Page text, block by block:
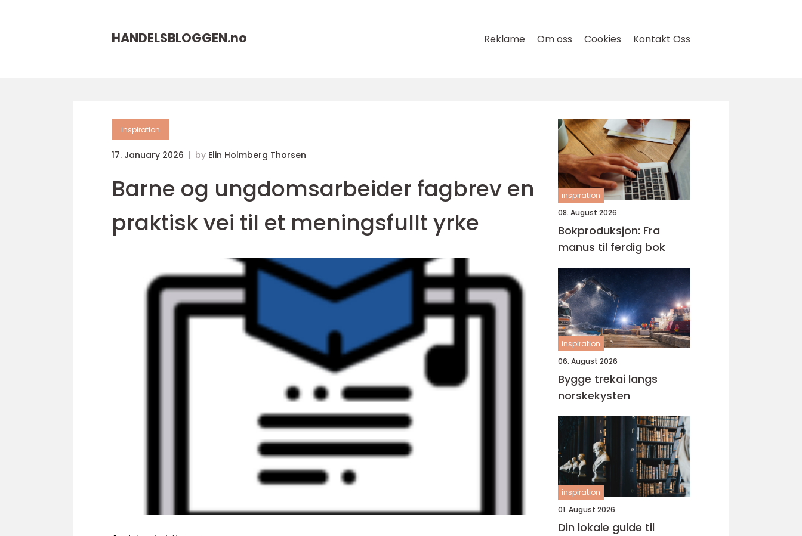
HANDELSBLOGGEN.no Reklame Om oss Cookies Kontakt Oss
inspiration
17. January 2026 by Elin Holmberg Thorsen
Barne og ungdomsarbeider fagbrev en
praktisk vei til et meningsfullt yrke
inspiration
08. August 2026
Bokproduksjon: Fra
manus til ferdig bok
inspiration
06. August 2026
Bygge trekai langs
norskekysten
inspiration
01. August 2026
Din lokale guide til